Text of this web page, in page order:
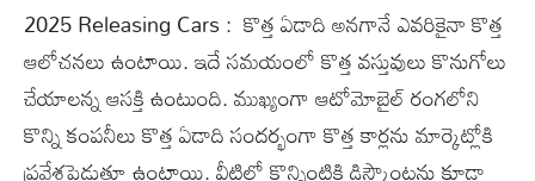
2025 Releasing Cars : కొత్త ఏడాది అనగానే ఎవరికైనా కొత్త
ఆలోచనలు ఉంటాయి. ఇదే సమయంలో కొత్త వస్తువులు కొనుగోలు
చేయాలన్న ఆసక్తి ఉంటుంది. ముఖ్యంగా ఆటోమోబైల్ రంగలోని
కొన్ని కంపనీలు కొత్త ఏడాది సందర్భంగా కొత్త కార్లను మార్కెట్లోకి
ప్రవేశపెడుతూ ఉంటాయి. వీటిలో కొన్నింటికి డిస్కౌంట్లను కూడా